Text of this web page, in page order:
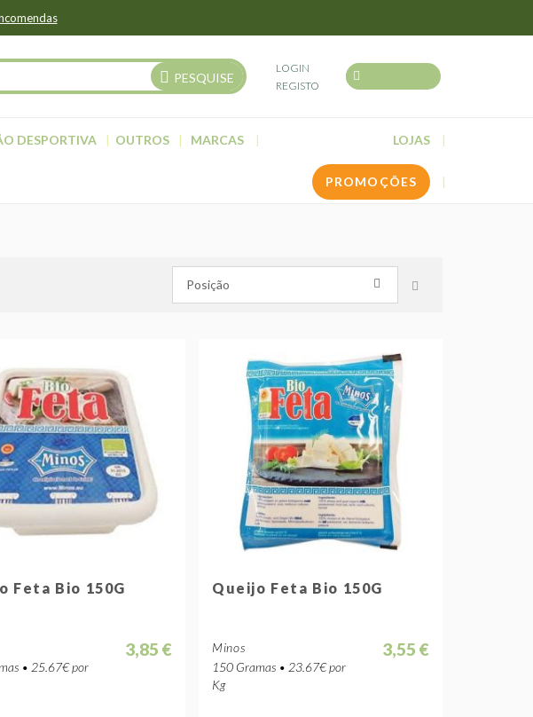
PESQUISE
LOGIN
REGISTO
DESPORTIVA OUTROS MARCAS LOJAS
PROMOÇÕES
Feta Bio 150G
• 25.67€ por
3,85 €
Queijo Feta Bio 150G
Minos
150 Gramas • 23.67€ por
Kg
3,55 €